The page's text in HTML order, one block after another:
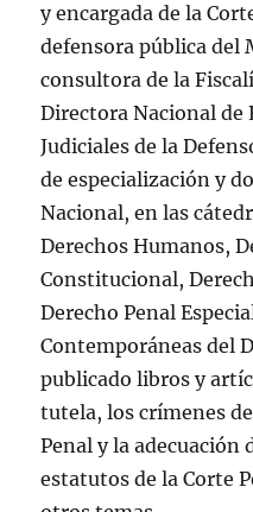
y encargada de la
defensora pública del
consultora de la
Directora Nacional de
Judiciales de la
de especialización y
Nacional, en las
Derechos Humanos,
Constitucional,
Derecho Penal
Contemporáneas del
publicado libros y
tutela, los crímenes
Penal y la adecuación
estatutos de la Corte